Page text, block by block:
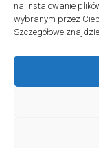
na instalowanie
wybranym przez
Szczegółowe
Społeczność